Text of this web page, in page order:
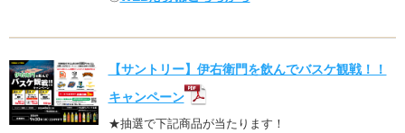
【サントリー】伊右衛門を飲んでバスケ観戦！！
キャンペーン
★抽選で下記商品が当たります！